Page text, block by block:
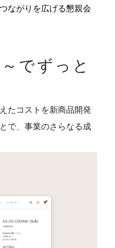
ながりを広げる懇親会
でずっと
たコストを新商品開発
で、事業のさらなる成